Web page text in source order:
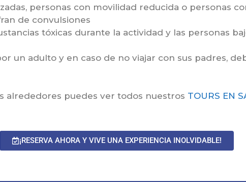
personas con movilidad reducida o personas
de convulsiones
tóxicas durante la actividad y las personas
un adulto y en caso de no viajar con sus padres,
alrededores puedes ver todos nuestros TOURS EN
¡RESERVA AHORA Y VIVE UNA EXPERIENCIA INOLVIDABLE!